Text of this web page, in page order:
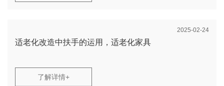
2025-02-24
适老化改造中扶手的运用，适老化家具
了解详情+